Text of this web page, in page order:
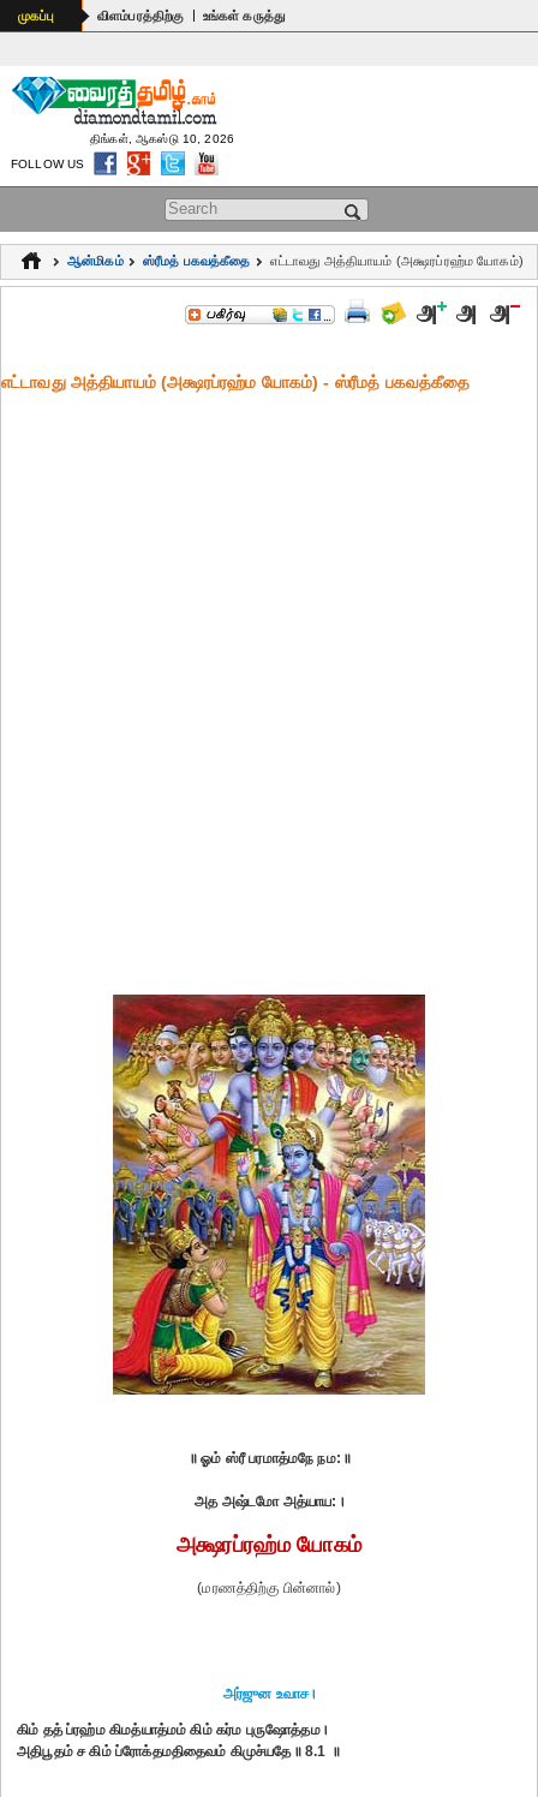
முகப்பு விளம்பரத்திற்கு | உங்கள் கருத்து
Search form
திங்கள், ஆகஸ்டு 10, 2026
FOLLOW US
ஆன்மிகம் ஸ்ரீமத் பகவத்கீதை எட்டாவது அத்தியாயம் (அக்ஷரப்ரஹ்ம யோகம்)
எட்டாவது அத்தியாயம் (அக்ஷரப்ரஹ்ம யோகம்) - ஸ்ரீமத் பகவத்கீதை
॥ ஓம் ஸ்ரீ பரமாத்மநே நம:॥
அத அஷ்டமோ அத்யாய:।
அக்ஷரப்ரஹ்ம யோகம்
(மரணத்திற்கு பின்னால்)
அர்ஜுன உவாச।
கிம் தத் ப்ரஹ்ம கிமத்யாத்மம் கிம் கர்ம புருஷோத்தம।
அதிபூதம் ச கிம் ப்ரோக்தமதிதைவம் கிமுச்யதே॥ 8.1 ॥